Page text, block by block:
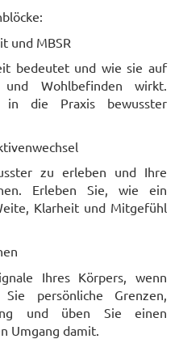
:
und MBSR
bedeutet und wie sie auf
und Wohlbefinden wirkt.
in die Praxis bewusster
zu erleben und Ihre
Erleben Sie, wie ein
Klarheit und Mitgefühl
Ihres Körpers, wenn
persönliche Grenzen,
und üben Sie einen
Umgang damit.